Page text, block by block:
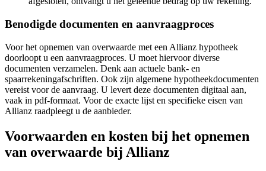
Benodigde documenten en aanvraagproces
Voor het opnemen van overwaarde met een Allianz hypotheek
doorloopt u een aanvraagproces. U moet hiervoor diverse
documenten verzamelen. Denk aan actuele bank- en
spaarrekeningafschriften. Ook zijn algemene hypotheekdocumenten
vereist voor de aanvraag. U levert deze documenten digitaal aan,
vaak in pdf-formaat. Voor de exacte lijst en specifieke eisen van
Allianz raadpleegt u de aanbieder.
Voorwaarden en kosten bij het opnemen
van overwaarde bij Allianz